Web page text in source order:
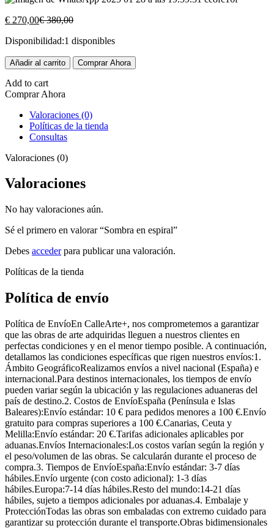
€ 270,00El
actual
€ 270,00.
€380,00El
original
€ 380,00.
Disponibilidad:1 disponibles
Sombra
en
espiral
cantidad
Añadir al carrito Comprar Ahora
Add to cart
Comprar Ahora
Valoraciones (0)
Políticas de la tienda
Consultas
Valoraciones (0)
Valoraciones
No hay valoraciones aún.
Sé el primero en valorar “Sombra en espiral”
Debes accederpara publicar una valoración.
Políticas de la tienda
Política de envío
Política de EnvíoEn CalleArte+, nos comprometemos a garantizar
que las obras de arte adquiridas lleguen a nuestros clientes en
perfectas condiciones y en el menor tiempo posible. A continuación,
detallamos las condiciones específicas que rigen nuestros envíos:1.
Ámbito GeográficoRealizamos envíos a nivel nacional (España) e
internacional.Para destinos internacionales, los tiempos de envío
pueden variar según la ubicación y las regulaciones aduaneras del
país de destino.2. Costos de EnvíoEspaña (Península e Islas
Baleares):Envío estándar: 10 € para pedidos menores a 100 €.Envío
gratuito para compras superiores a 100 €.Canarias, Ceuta y
Melilla:Envío estándar: 20 €.Tarifas adicionales aplicables por
aduanas.Envíos Internacionales:Los costos varían según la región y
el peso/volumen de las obras. Se calcularán durante el proceso de
compra.3. Tiempos de EnvíoEspaña:Envío estándar: 3-7 días
hábiles.Envío urgente (con costo adicional): 1-3 días
hábiles.Europa:7-14 días hábiles.Resto del mundo:14-21 días
hábiles, sujeto a tiempos adicionales por aduanas.4. Embalaje y
ProtecciónTodas las obras son embaladas con extremo cuidado para
garantizar su protección durante el transporte.Obras bidimensionales